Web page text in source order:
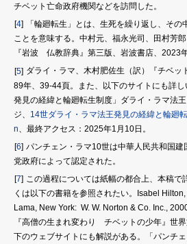
チベット亡命政府機関などを訪問した。
4
「輪廻転生」とは、生死を繰り返し、その
ことを意味する。中村元、福永光司、田村芳
『岩波 仏教辞典』第三版、岩波書店、2023
5 ダライ・ラマ、木村肥佐生（訳）『チベッ
89年、39-44頁。また、以下のサイトにも詳
発見の経緯と輪廻転生制度」ダライ・ラマ法
ジ、 14世ダライ・ラマ法王発見の経緯と輪廻
n 、最終アクセス：2025年1月10日。
6 パンチェン・ラマ10世は中華人民共和国
党政府によって認定された。
7
この過程については紙幅の都合上、本稿で
くは以下の書籍を参照されたい。Isabel
Lama, New York: ‎ W. W. Norton & Co. Inc.,
『高僧の生まれ変わり チベットの少年』世
下のウェブサイトにも解説がある。「パンチ